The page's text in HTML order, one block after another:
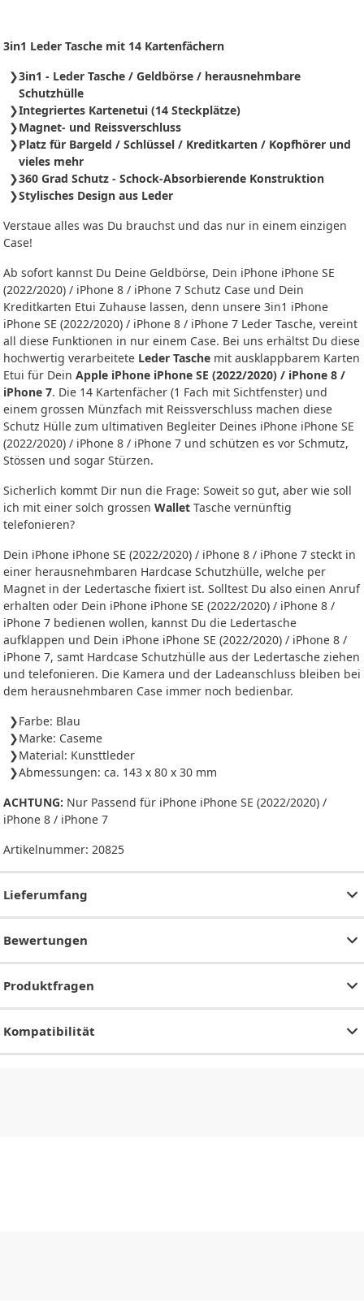
3in1 Leder Tasche mit 14 Kartenfächern
3in1 - Leder Tasche / Geldbörse / herausnehmbare
Schutzhülle
Integriertes Kartenetui (14 Steckplätze)
Magnet- und Reissverschluss
Platz für Bargeld / Schlüssel / Kreditkarten / Kopfhörer und
vieles mehr
360 Grad Schutz - Schock-Absorbierende Konstruktion
Stylisches Design aus Leder
Verstaue alles was Du brauchst und das nur in einem einzigen
Case!
Ab sofort kannst Du Deine Geldbörse, Dein iPhone iPhone SE
(2022/2020) / iPhone 8 / iPhone 7 Schutz Case und Dein
Kreditkarten Etui Zuhause lassen, denn unsere 3in1 iPhone
iPhone SE (2022/2020) / iPhone 8 / iPhone 7 Leder Tasche, vereint
all diese Funktionen in nur einem Case. Bei uns erhältst Du diese
hochwertig verarbeitete Leder Tasche mit ausklappbarem Karten
Etui für Dein Apple iPhone iPhone SE (2022/2020) / iPhone 8 /
iPhone 7. Die 14 Kartenfächer (1 Fach mit Sichtfenster) und
einem grossen Münzfach mit Reissverschluss machen diese
Schutz Hülle zum ultimativen Begleiter Deines iPhone iPhone SE
(2022/2020) / iPhone 8 / iPhone 7 und schützen es vor Schmutz,
Stössen und sogar Stürzen.
Sicherlich kommt Dir nun die Frage: Soweit so gut, aber wie soll
ich mit einer solch grossen Wallet Tasche vernünftig
telefonieren?
Dein iPhone iPhone SE (2022/2020) / iPhone 8 / iPhone 7 steckt in
einer herausnehmbaren Hardcase Schutzhülle, welche per
Magnet in der Ledertasche fixiert ist. Solltest Du also einen Anruf
erhalten oder Dein iPhone iPhone SE (2022/2020) / iPhone 8 /
iPhone 7 bedienen wollen, kannst Du die Ledertasche
aufklappen und Dein iPhone iPhone SE (2022/2020) / iPhone 8 /
iPhone 7, samt Hardcase Schutzhülle aus der Ledertasche ziehen
und telefonieren. Die Kamera und der Ladeanschluss bleiben bei
dem herausnehmbaren Case immer noch bedienbar.
Farbe: Blau
Marke: Caseme
Material: Kunsttleder
Abmessungen: ca. 143 x 80 x 30 mm
ACHTUNG: Nur Passend für iPhone iPhone SE (2022/2020) /
iPhone 8 / iPhone 7
Artikelnummer: 20825
Lieferumfang
Bewertungen
Produktfragen
Kompatibilität